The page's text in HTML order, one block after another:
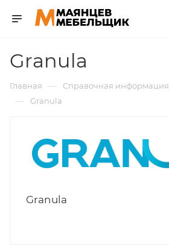
Granula
Главная — Справочная информация
— Granula
Granula